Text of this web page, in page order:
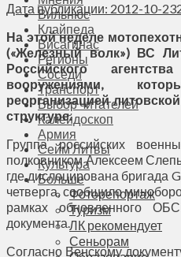
Вильнюс
Клайпеда
Висагинас
Регионы
Соседи
Транспорт
Выбор читателей
Калейдоскоп
Армия
Сейм Литвы
Культура
Больше
Фоторепортаж
Туризм
ЛК рекомендует
Сеньорам
Дата публикации: 2012-10-23
На этой неделе
(«Железный волк») ВС
Российского
вооружениями,
реорганизацией
структуре.
Группа российских
полковником Алексеем
где дислоцирована бригада
четверга, сообщило
рамках обновленного
документа.
Согласно Венскому